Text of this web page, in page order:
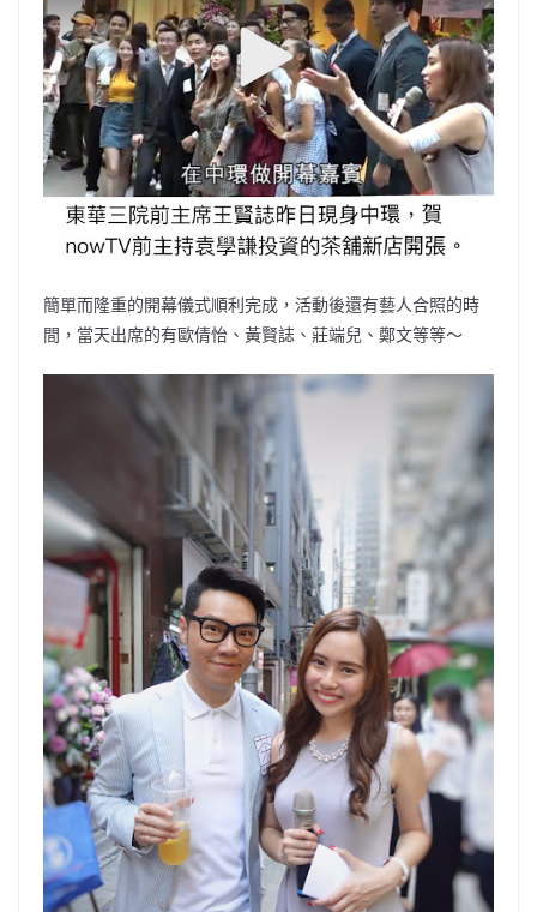
簡單而隆重的開幕儀式順利完成，活動後還有藝人合照的時
間，當天出席的有歐倩怡、黃賢誌、莊端兒、鄭文等等～